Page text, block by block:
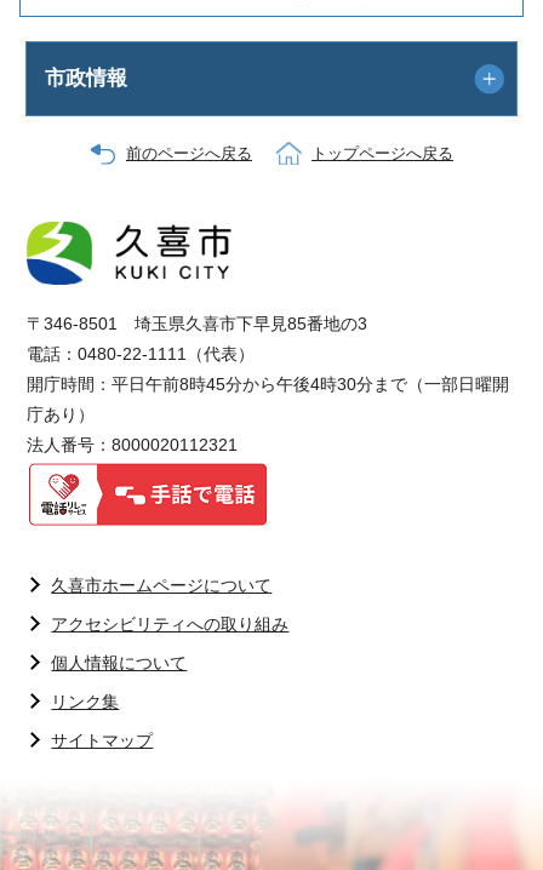
市政情報
前のページへ戻る トップページへ戻る
〒346-8501 埼玉県久喜市下早見85番地の3
電話：0480-22-1111（代表）
開庁時間：平日午前8時45分から午後4時30分まで（一部日曜開
庁あり）
法人番号：8000020112321
久喜市ホームページについて
アクセシビリティへの取り組み
個人情報について
リンク集
サイトマップ